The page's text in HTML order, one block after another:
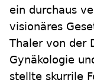
ein durchaus
visionäres
Thaler von der
Gynäkologie
stellte skurrile